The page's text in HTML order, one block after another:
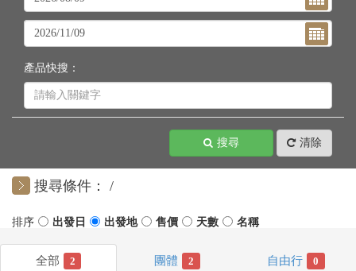
產品快搜：
搜尋 清除
搜尋條件：
2 2 0